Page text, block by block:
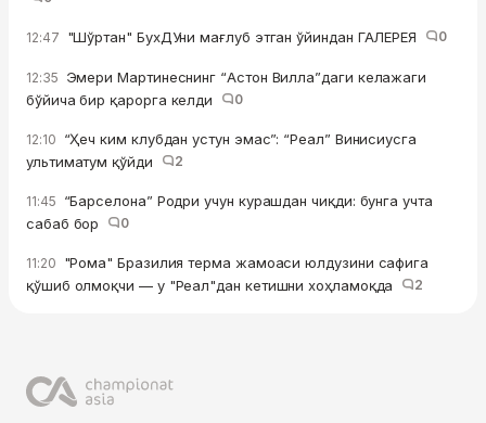
12:47 "Шўртан" БухДУни мағлуб этган ўйиндан ГАЛЕРЕЯ 0
12:35 Эмери Мартинеснинг “Астон Вилла”даги келажаги
бўйича бир қарорга келди
0
12:10 “Ҳеч ким клубдан устун эмас”: “Реал” Винисиусга
ультиматум қўйди
2
11:45 “Барселона” Родри учун курашдан чиқди: бунга учта
сабаб бор
0
11:20 "Рома" Бразилия терма жамоаси юлдузини сафига
қўшиб олмоқчи — у "Реал"дан кетишни хоҳламоқда
2